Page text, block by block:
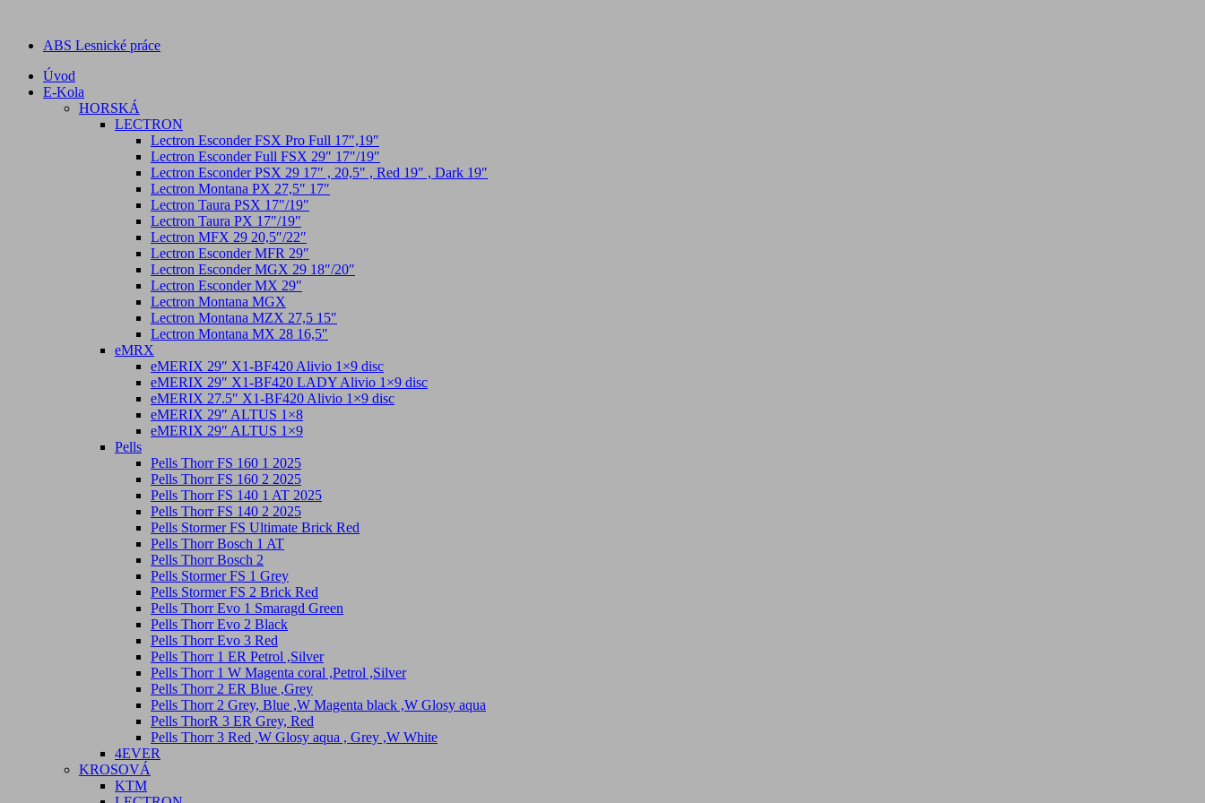
ABS Lesnické práce
Úvod
E-Kola
HORSKÁ
LECTRON
Lectron Esconder FSX Pro Full 17″,19″
Lectron Esconder Full FSX 29″ 17″/19″
Lectron Esconder PSX 29 17″ , 20,5″ , Red 19″ , Dark 19″
Lectron Montana PX 27,5″ 17″
Lectron Taura PSX 17″/19″
Lectron Taura PX 17″/19″
Lectron MFX 29 20,5″/22″
Lectron Esconder MFR 29″
Lectron Esconder MGX 29 18″/20″
Lectron Esconder MX 29″
Lectron Montana MGX
Lectron Montana MZX 27,5 15″
Lectron Montana MX 28 16,5″
eMRX
eMERIX 29″ X1-BF420 Alivio 1×9 disc
eMERIX 29″ X1-BF420 LADY Alivio 1×9 disc
eMERIX 27.5″ X1-BF420 Alivio 1×9 disc
eMERIX 29″ ALTUS 1×8
eMERIX 29″ ALTUS 1×9
Pells
Pells Thorr FS 160 1 2025
Pells Thorr FS 160 2 2025
Pells Thorr FS 140 1 AT 2025
Pells Thorr FS 140 2 2025
Pells Stormer FS Ultimate Brick Red
Pells Thorr Bosch 1 AT
Pells Thorr Bosch 2
Pells Stormer FS 1 Grey
Pells Stormer FS 2 Brick Red
Pells Thorr Evo 1 Smaragd Green
Pells Thorr Evo 2 Black
Pells Thorr Evo 3 Red
Pells Thorr 1 ER Petrol ,Silver
Pells Thorr 1 W Magenta coral ,Petrol ,Silver
Pells Thorr 2 ER Blue ,Grey
Pells Thorr 2 Grey, Blue ,W Magenta black ,W Glosy aqua
Pells ThorR 3 ER Grey, Red
Pells Thorr 3 Red ,W Glosy aqua , Grey ,W White
4EVER
KROSOVÁ
KTM